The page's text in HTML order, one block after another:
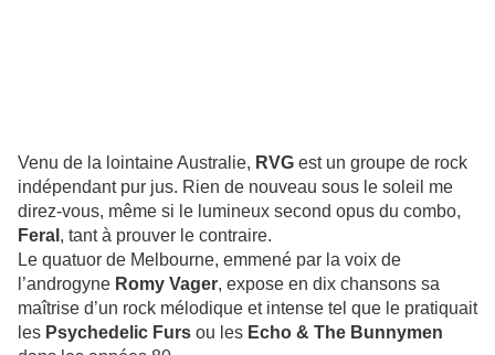
Venu de la lointaine Australie, RVG est un groupe de rock
indépendant pur jus. Rien de nouveau sous le soleil me
direz-vous, même si le lumineux second opus du combo,
Feral , tant à prouver le contraire.
Le quatuor de Melbourne, emmené par la voix de
l’androgyne Romy Vager, expose en dix chansons sa
maîtrise d’un rock mélodique et intense tel que le pratiquait
les Psychedelic Furs ou les Echo & The Bunnymen